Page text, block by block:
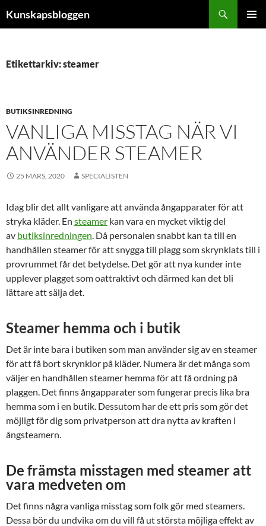
tillKunskapsbloggen
Etikettarkiv: steamer
BUTIKSINREDNING
VANLIGA MISSTAG NÄR VI
ANVÄNDER STEAMER
25 MARS, 2020 SPECIALISTEN
Idag blir det allt vanligare att använda ångapparater för att
stryka kläder. En steamer kan vara en mycket viktig del
av butiksinredningen. Då personalen snabbt kan ta till en
handhållen steamer för att snygga till plagg som skrynklats till i
provrummet får det betydelse. Det gör att nya kunder inte
upplever plagget som oattraktivt och därmed kan det bli
lättare att sälja det.
Steamer hemma och i butik
Det är inte bara i butiken som man använder sig av en steamer
för att få bort skrynklor på kläder. Numera är det många som
väljer en handhållen steamer hemma för att få ordning på
plaggen. Det finns ångapparater som fungerar precis lika bra
hemma som i en butik. Dessutom har de ett pris som gör det
möjligt för dig som privatperson att dra nytta av kraften i
ångsteamern.
De främsta misstagen med steamer att
vara medveten om
Det finns några vanliga misstag som folk gör med steamers.
Dessa bör du undvika om du vill få ut största möjliga effekt av